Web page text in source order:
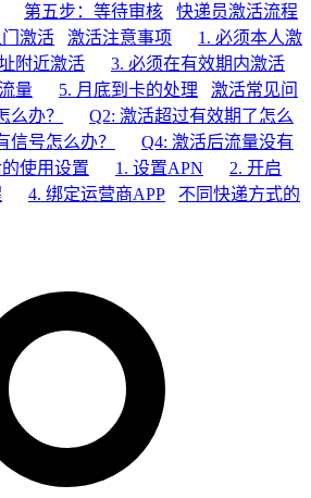
第五步：等待审核
快递员激活流程
激活
激活注意事项
1. 必须本人激
附近激活
3. 必须在有效期内激活
量
5. 月底到卡的处理
激活常见问
么办？
Q2: 激活超过有效期了怎么
信号怎么办？
Q4: 激活后流量没有
使用设置 1. 设置APN
2. 开启
4. 绑定运营商APP
不同快递方式的